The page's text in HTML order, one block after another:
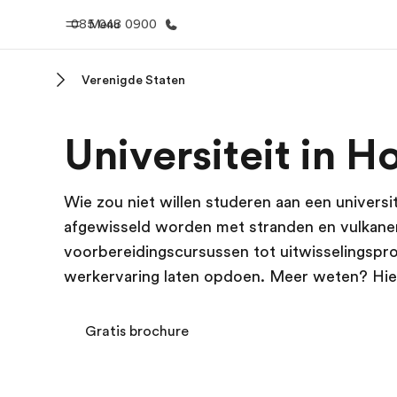
Menu
085 048 0900
Welkom bij EF Bekijk alles
Verenigde Staten
Universiteit in
Wie zou niet willen studeren aan een
afgewisseld worden met stranden en
voorbereidingscursussen tot
werkervaring laten opdoen. Meer weten?
Gratis brochure